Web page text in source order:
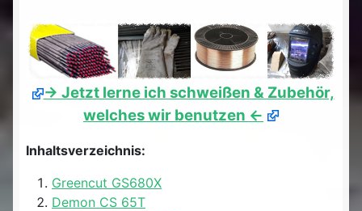
-> Jetzt lerne ich schweißen & Zubehör,
welches wir benutzen <-
Inhaltsverzeichnis:
Greencut GS680X
Demon CS 65T